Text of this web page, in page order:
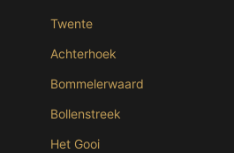
Twente
Achterhoek
Bommelerwaard
Bollenstreek
Het Gooi